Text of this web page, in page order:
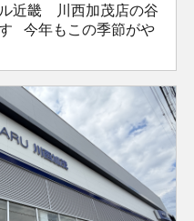
近畿 川西加茂店の谷
今年もこの季節がや